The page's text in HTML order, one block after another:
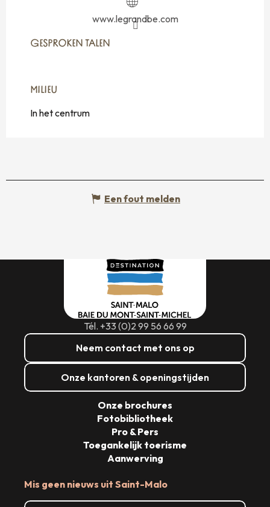
www.legrandbe.com
GESPROKEN TALEN
GESPROKEN TALEN
MILIEU
MILIEU
In het centrum
Een fout melden
Tél. +33 (0)2 99 56 66 99
Neem contact met ons op
Onze kantoren & openingstijden
Mis geen nieuws uit Saint-Malo
Onze brochures
Fotobibliotheek
Pro & Pers
Toegankelijk toerisme
Aanwerving